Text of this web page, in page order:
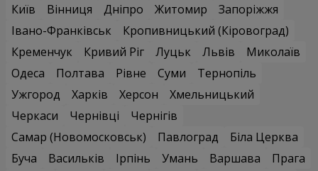
Київ
Вінниця Дніпро Житомир
Запоріжжя
Івано-Франківськ
Кропивницький (Кіровоград)
Кременчук
Кривий Ріг Луцьк Львів
Миколаїв
Одеса
Полтава Рівне Суми
Тернопіль
Ужгород
Харків Херсон
Хмельницький
Черкаси
Чернівці
Чернігів
Самар (Новомосковськ)
Павлоград
Біла Церква
Буча
Васильків Ірпінь Умань Варшава Прага